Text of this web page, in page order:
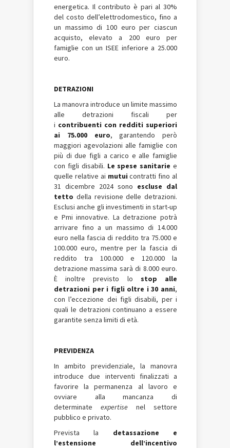
energetica. Il contributo è pari al 30%
del costo dell’elettrodomestico, fino a
un massimo di 100 euro per ciascun
acquisto, elevato a 200 euro per
famiglie con un ISEE inferiore a 25.000
euro.
DETRAZIONI
La manovra introduce un limite massimo
alle detrazioni fiscali per
i contribuenti con redditi superiori
ai 75.000 euro, garantendo però
maggiori agevolazioni alle famiglie con
più di due figli a carico e alle famiglie
con figli disabili. Le spese sanitarie e
quelle relative ai mutui contratti fino al
31 dicembre 2024 sono escluse dal
tetto della revisione delle detrazioni.
Esclusi anche gli investimenti in start-up
e Pmi innovative. La detrazione potrà
arrivare fino a un massimo di 14.000
euro nella fascia di reddito tra 75.000 e
100.000 euro, mentre per la fascia di
reddito tra 100.000 e 120.000 la
detrazione massima sarà di 8.000 euro.
È inoltre previsto lo stop alle
detrazioni per i figli oltre i 30 anni,
con l’eccezione dei figli disabili, per i
quali le detrazioni continuano a essere
garantite senza limiti di età.
PREVIDENZA
In ambito previdenziale, la manovra
introduce due interventi finalizzati a
favorire la permanenza al lavoro e
ovviare alla mancanza di
determinate expertise nel settore
pubblico e privato.
Prevista la detassazione e
l’estensione dell’incentivo